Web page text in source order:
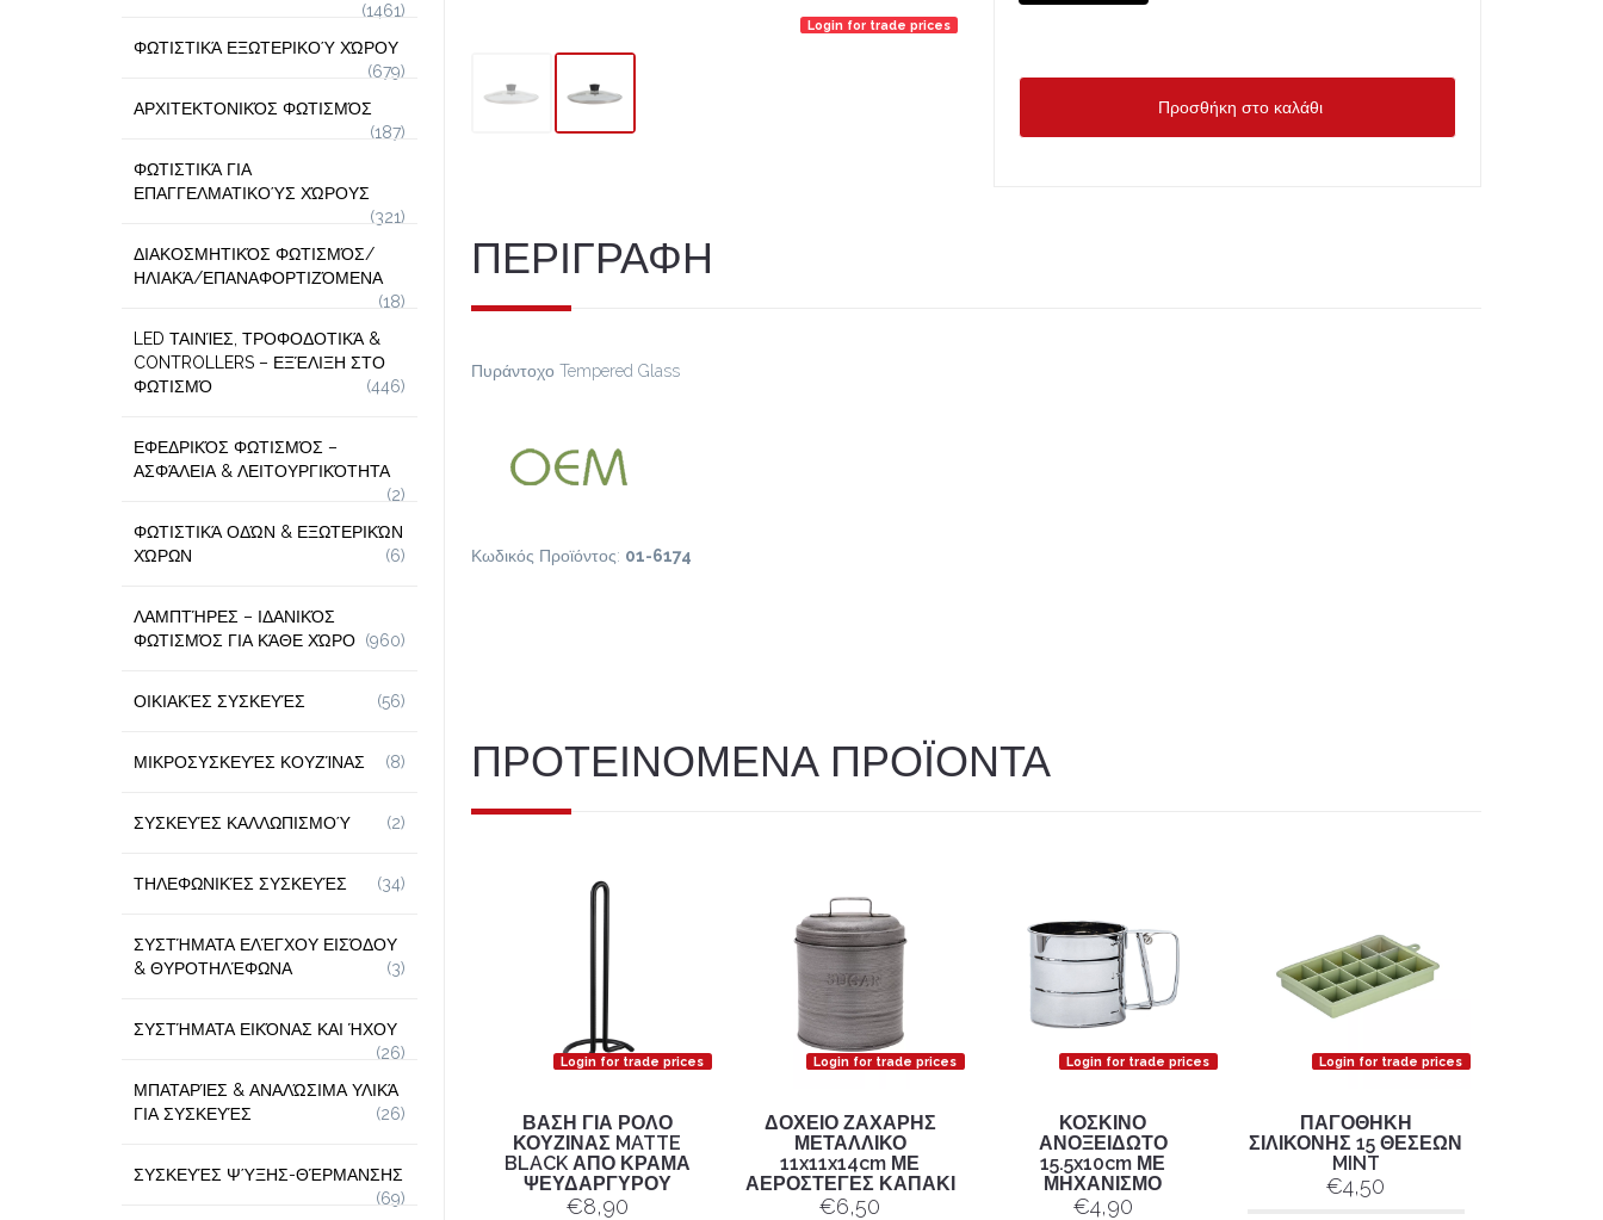
Login for trade prices
Προσθήκη στο καλάθι
ΠΕΡΙΓΡΑΦΗ
Πυράντοχο Tempered Glass
Κωδικός Προϊόντος: 01-6174
ΠΡΟΤΕΙΝΟΜΕΝΑ ΠΡΟΪΟΝΤΑ
Login for trade prices
ΒΑΣΗ ΓΙΑ ΡΟΛΟ
ΚΟΥΖΙΝΑΣ MATTE
BLACK ΑΠΟ ΚΡΑΜΑ
ΨΕΥΔΑΡΓΥΡΟΥ
€8,90
Login for trade prices
ΔΟΧΕΙΟ ΖΑΧΑΡΗΣ
ΜΕΤΑΛΛΙΚΟ
11x11x14cm ΜΕ
ΑΕΡΟΣΤΕΓΕΣ ΚΑΠΑΚΙ
€6,50
Login for trade prices
ΚΟΣΚΙΝΟ
ΑΝΟΞΕΙΔΩΤΟ
15.5x10cm ΜΕ
ΜΗΧΑΝΙΣΜΟ
€4,90
Login for trade prices
ΠΑΓΟΘΗΚΗ
ΣΙΛΙΚΟΝΗΣ 15 ΘΕΣΕΩΝ
MINT
€4,50
(1461)
ΦΩΤΙΣΤΙΚΆ ΕΞΩΤΕΡΙΚΟΎ ΧΏΡΟΥ
(679)
ΑΡΧΙΤΕΚΤΟΝΙΚΌΣ ΦΩΤΙΣΜΌΣ
(187)
ΦΩΤΙΣΤΙΚΆ ΓΙΑ
ΕΠΑΓΓΕΛΜΑΤΙΚΟΎΣ ΧΏΡΟΥΣ
(321)
ΔΙΑΚΟΣΜΗΤΙΚΌΣ ΦΩΤΙΣΜΌΣ/
ΗΛΙΑΚΆ/ΕΠΑΝΑΦΟΡΤΙΖΌΜΕΝΑ
(18)
LED ΤΑΙΝΊΕΣ, ΤΡΟΦΟΔΟΤΙΚΆ &
CONTROLLERS – ΕΞΈΛΙΞΗ ΣΤΟ
ΦΩΤΙΣΜΌ
(446)
ΕΦΕΔΡΙΚΌΣ ΦΩΤΙΣΜΌΣ –
ΑΣΦΆΛΕΙΑ & ΛΕΙΤΟΥΡΓΙΚΌΤΗΤΑ
(2)
ΦΩΤΙΣΤΙΚΆ ΟΔΏΝ & ΕΞΩΤΕΡΙΚΏΝ
ΧΏΡΩΝ
(6)
ΛΑΜΠΤΉΡΕΣ – ΙΔΑΝΙΚΌΣ
ΦΩΤΙΣΜΌΣ ΓΙΑ ΚΆΘΕ ΧΏΡΟ (960)
ΟΙΚΙΑΚΈΣ ΣΥΣΚΕΥΈΣ (56)
ΜΙΚΡΟΣΥΣΚΕΥΈΣ ΚΟΥΖΊΝΑΣ (8)
ΣΥΣΚΕΥΈΣ ΚΑΛΛΩΠΙΣΜΟΎ (2)
ΤΗΛΕΦΩΝΙΚΈΣ ΣΥΣΚΕΥΈΣ (34)
ΣΥΣΤΉΜΑΤΑ ΕΛΈΓΧΟΥ ΕΙΣΌΔΟΥ
& ΘΥΡΟΤΗΛΈΦΩΝΑ
(3)
ΣΥΣΤΉΜΑΤΑ ΕΙΚΌΝΑΣ ΚΑΙ ΉΧΟΥ
(26)
ΜΠΑΤΑΡΊΕΣ & ΑΝΑΛΏΣΙΜΑ ΥΛΙΚΆ
ΓΙΑ ΣΥΣΚΕΥΈΣ
(26)
ΣΥΣΚΕΥΈΣ ΨΎΞΗΣ-ΘΈΡΜΑΝΣΗΣ
(69)